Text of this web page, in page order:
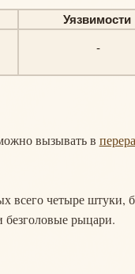
Уязвимости
-
вызывать в
всего четыре штуки,
безголовые рыцари.